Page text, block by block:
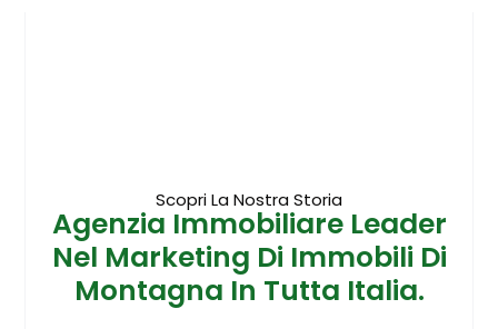
Scopri La Nostra Storia
Agenzia Immobiliare Leader
Nel Marketing Di Immobili Di
Montagna In Tutta Italia.